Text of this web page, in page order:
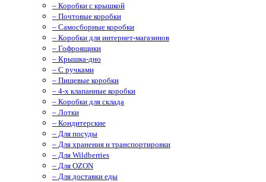
– Коробки с крышкой
– Почтовые коробки
– Самосборные коробки
– Коробки для интернет-магазинов
– Гофроящики
– Крышка-дно
– С ручками
– Пищевые коробки
– 4-х клапанные коробки
– Коробки для склада
– Лотки
– Кондитерские
– Для посуды
– Для хранения и транспортировки
– Для Wildberries
– Для OZON
– Для доставки еды